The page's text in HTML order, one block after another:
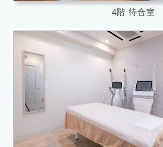
4階 待合室